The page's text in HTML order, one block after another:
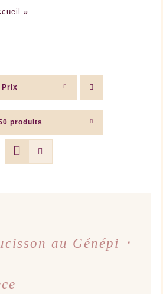
»
Prix
produits
au Génépi ･